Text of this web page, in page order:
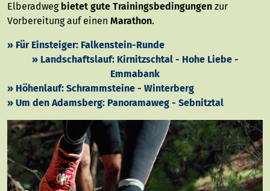
Elberadweg bietet gute Trainingsbedingungen zur
Vorbereitung auf einen Marathon.
» Für Einsteiger: Falkenstein-Runde
» Landschaftslauf: Kirnitzschtal - Hohe Liebe -
Emmabank
» Höhenlauf: Schrammsteine - Winterberg
» Um den Adamsberg: Panoramaweg - Sebnitztal